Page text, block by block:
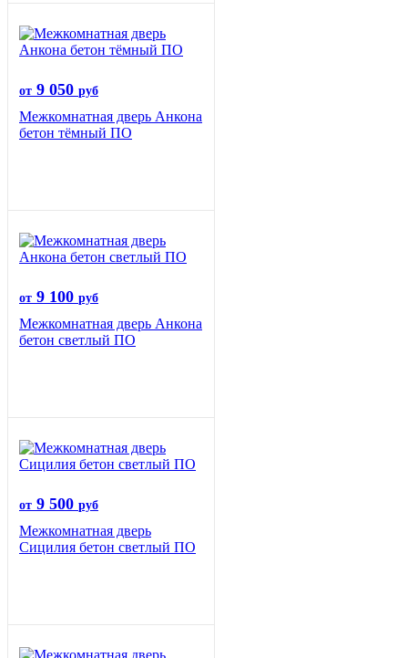
от 9 050 руб
Межкомнатная дверь Анкона
бетон тёмный ПО
от 9 100 руб
Межкомнатная дверь Анкона
бетон светлый ПО
от 9 500 руб
Межкомнатная дверь
Сицилия бетон светлый ПО